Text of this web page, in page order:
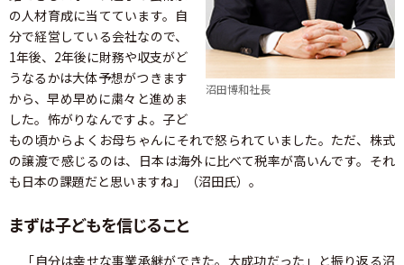
沼田博和社長
の人材育成に当てています。自
分で経営している会社なので、
1年後、2年後に財務や収支がど
うなるかは大体予想がつきます
から、早め早めに粛々と進めま
した。怖がりなんですよ。子ど
もの頃からよくお母ちゃんにそれで怒られていました。ただ、株式
の譲渡で感じるのは、日本は海外に比べて税率が高いんです。それ
も日本の課題だと思いますね」（沼田氏）。
まずは子どもを信じること
「自分は幸せな事業承継ができた。大成功だった」と振り返る沼